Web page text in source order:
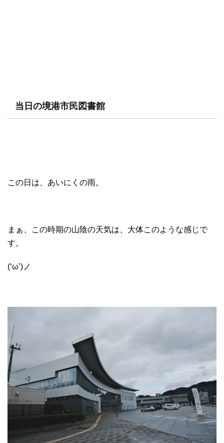
当日の境港市民図書館
この日は、あいにくの雨。
まぁ、この時期の山陰の天気は、大体このような感じで
す。
(‘ω’)ノ